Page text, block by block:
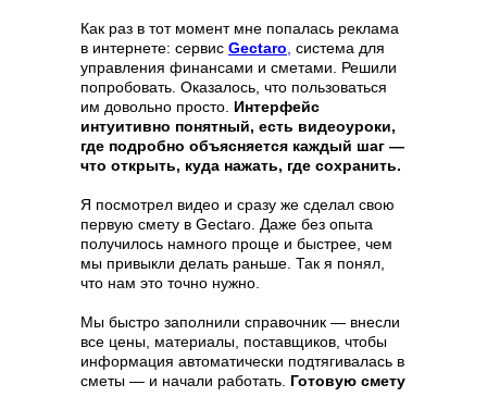
Как раз в тот момент мне попалась реклама
в интернете: сервис Gectaro система для
управления финансами и сметами. Решили
попробовать. Оказалось, что пользоваться
им довольно просто. Интерфейс
интуитивно понятный, есть видеоуроки,
где подробно объясняется каждый шаг —
что открыть, куда нажать, где сохранить.
Я посмотрел видео и сразу же сделал свою
первую смету в Gectaro. Даже без опыта
получилось намного проще и быстрее, чем
мы привыкли делать раньше. Так я понял,
что нам это точно нужно.
Мы быстро заполнили справочник — внесли
все цены, материалы, поставщиков, чтобы
информация автоматически подтягивалась в
сметы — и начали работать. Готовую смету